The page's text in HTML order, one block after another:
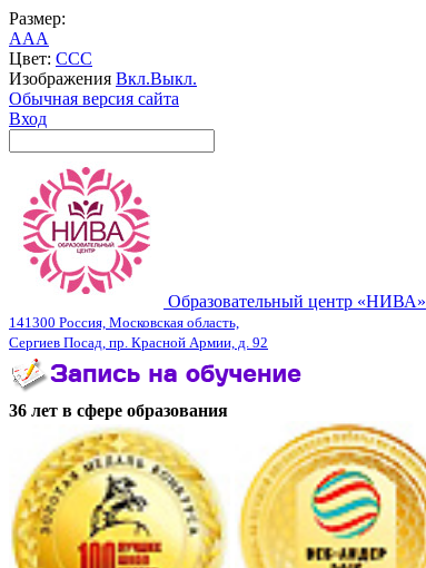
Размер:
AAA
Цвет: CCC
Изображения Вкл.Выкл.
Обычная версия сайта
Вход
Образовательный центр «НИВА»
141300 Россия, Московская область,
Сергиев Посад, пр. Красной Армии, д. 92
36 лет в сфере образования